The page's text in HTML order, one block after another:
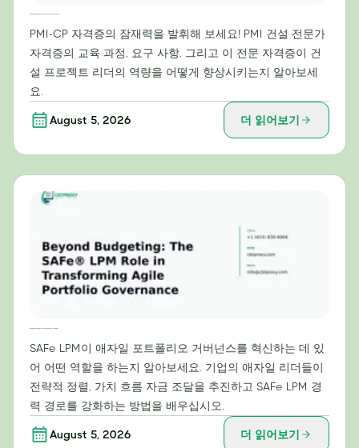
PMI-CP 자격증의 잠재력을 발휘해 보세요! PMI 건설 전문가
자격증의 교육 과정, 요구 사항, 그리고 이 전문 자격증이 건
설 프로젝트 리더의 역량을 어떻게 향상시키는지 알아보세
요.
August 5, 2026 더 읽어보기
SAFe LPM이 애자일 포트폴리오 거버넌스를 혁신하는 데 있
어 어떤 역할을 하는지 알아보세요. 기업의 애자일 리더들이
전략적 정렬, 가치 흐름 자금 조달을 추진하고 SAFe LPM 경
력 경로를 강화하는 방법을 배우십시오.
August 5, 2026 더 읽어보기